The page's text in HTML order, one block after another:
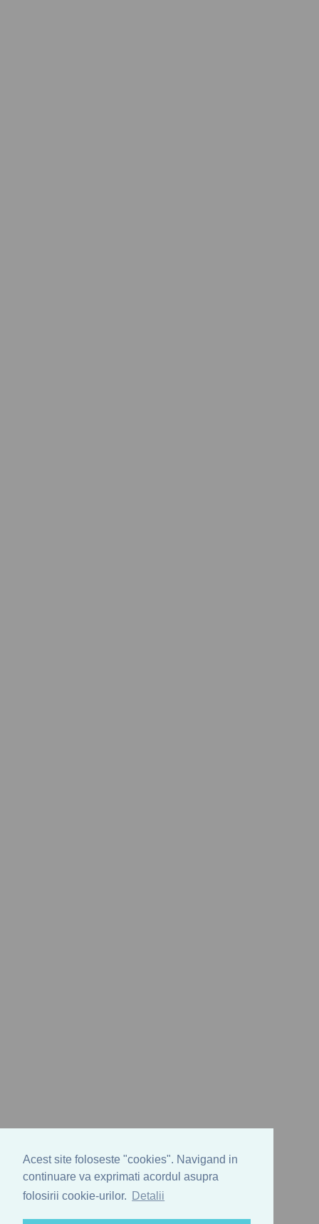
Acest site foloseste "cookies". Navigand in
continuare va exprimati acordul asupra
folosirii cookie-urilor.
Detalii